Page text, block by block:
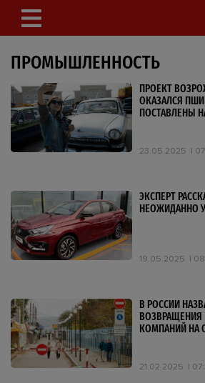
ПРОМЫШЛЕННОСТЬ
ПРОЕКТ
ОКАЗАЛСЯ
ПОСТАВЛЕНЫ
23.05.2025
ЭКСПЕРТ
НЕОЖИДАННО
19.05.2025
В РОССИИ
ВОЗВРАЩЕНИЯ
КОМПАНИЙ НА
21.02.2025